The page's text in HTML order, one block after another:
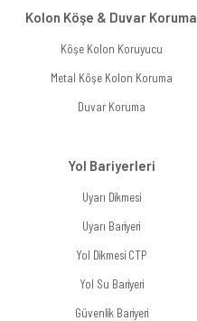
Kolon Köşe & Duvar Koruma
Köşe Kolon Koruyucu
Metal Köşe Kolon Koruma
Duvar Koruma
Yol Bariyerleri
Uyarı Dikmesi
Uyarı Bariyeri
Yol Dikmesi CTP
Yol Su Bariyeri
Güvenlik Bariyeri